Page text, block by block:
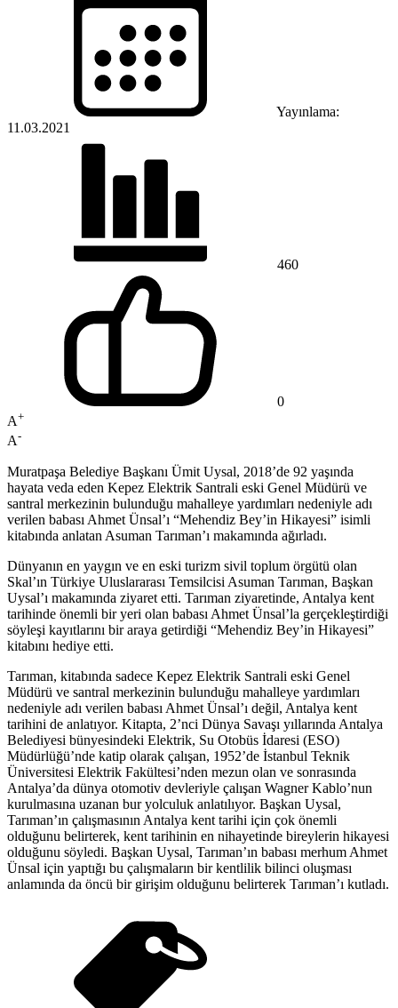
Yayınlama:
11.03.2021
460
0
A+
A-
Muratpaşa Belediye Başkanı Ümit Uysal, 2018’de 92 yaşında
hayata veda eden Kepez Elektrik Santrali eski Genel Müdürü ve
santral merkezinin bulunduğu mahalleye yardımları nedeniyle adı
verilen babası Ahmet Ünsal’ı “Mehendiz Bey’in Hikayesi” isimli
kitabında anlatan Asuman Tarıman’ı makamında ağırladı.
Dünyanın en yaygın ve en eski turizm sivil toplum örgütü olan
Skal’ın Türkiye Uluslararası Temsilcisi Asuman Tarıman, Başkan
Uysal’ı makamında ziyaret etti. Tarıman ziyaretinde, Antalya kent
tarihinde önemli bir yeri olan babası Ahmet Ünsal’la gerçekleştirdiği
söyleşi kayıtlarını bir araya getirdiği “Mehendiz Bey’in Hikayesi”
kitabını hediye etti.
Tarıman, kitabında sadece Kepez Elektrik Santrali eski Genel
Müdürü ve santral merkezinin bulunduğu mahalleye yardımları
nedeniyle adı verilen babası Ahmet Ünsal’ı değil, Antalya kent
tarihini de anlatıyor. Kitapta, 2’nci Dünya Savaşı yıllarında Antalya
Belediyesi bünyesindeki Elektrik, Su Otobüs İdaresi (ESO)
Müdürlüğü’nde katip olarak çalışan, 1952’de İstanbul Teknik
Üniversitesi Elektrik Fakültesi’nden mezun olan ve sonrasında
Antalya’da dünya otomotiv devleriyle çalışan Wagner Kablo’nun
kurulmasına uzanan bur yolculuk anlatılıyor. Başkan Uysal,
Tarıman’ın çalışmasının Antalya kent tarihi için çok önemli
olduğunu belirterek, kent tarihinin en nihayetinde bireylerin hikayesi
olduğunu söyledi. Başkan Uysal, Tarıman’ın babası merhum Ahmet
Ünsal için yaptığı bu çalışmaların bir kentlilik bilinci oluşması
anlamında da öncü bir girişim olduğunu belirterek Tarıman’ı kutladı.